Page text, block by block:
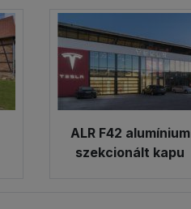
ALR F42 alumínium
szekcionált kapu